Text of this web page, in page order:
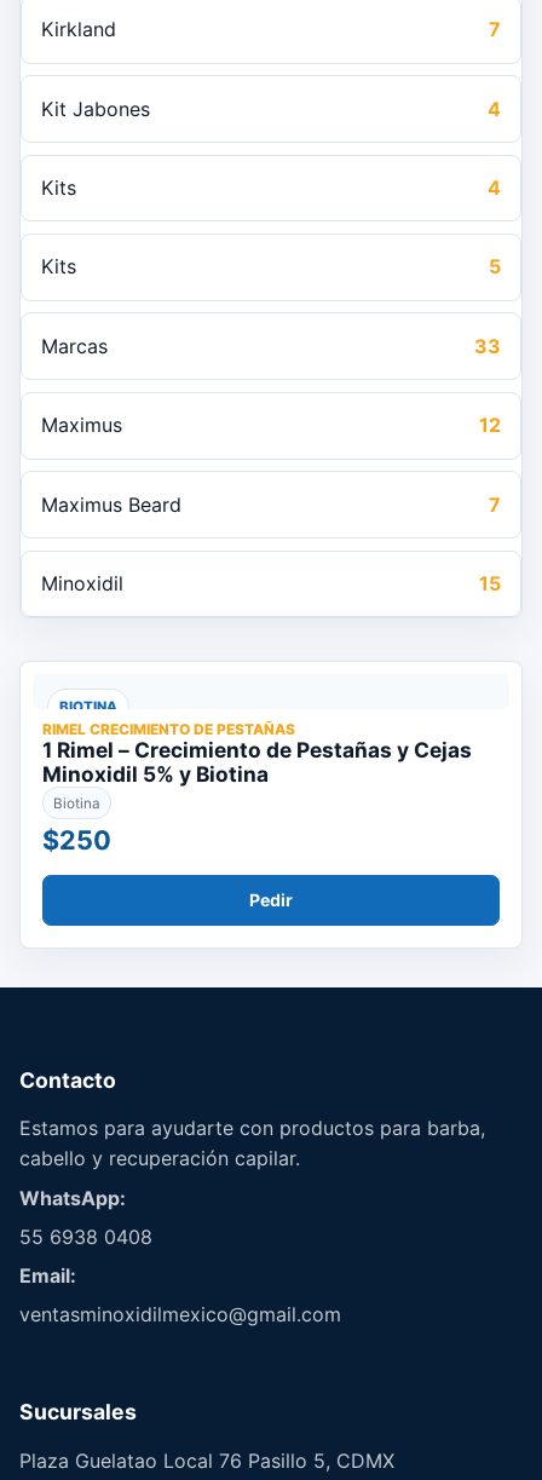
Kirkland 7
Kit Jabones 4
Kits 4
Kits 5
Marcas 33
Maximus 12
Maximus Beard 7
Minoxidil 15
BIOTINA
RIMEL CRECIMIENTO DE PESTAÑAS
1 Rimel – Crecimiento de Pestañas y Cejas
Minoxidil 5% y Biotina
Biotina
$250
Pedir
Contacto
Estamos para ayudarte con productos para barba,
cabello y recuperación capilar.
WhatsApp:
55 6938 0408
Email:
ventasminoxidilmexico@gmail.com
Sucursales
Plaza Guelatao Local 76 Pasillo 5, CDMX